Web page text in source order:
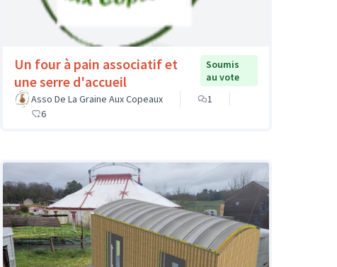
Un four à pain associatif et
une serre d'accueil
Soumis
au vote
Asso De La Graine Aux Copeaux
1
6